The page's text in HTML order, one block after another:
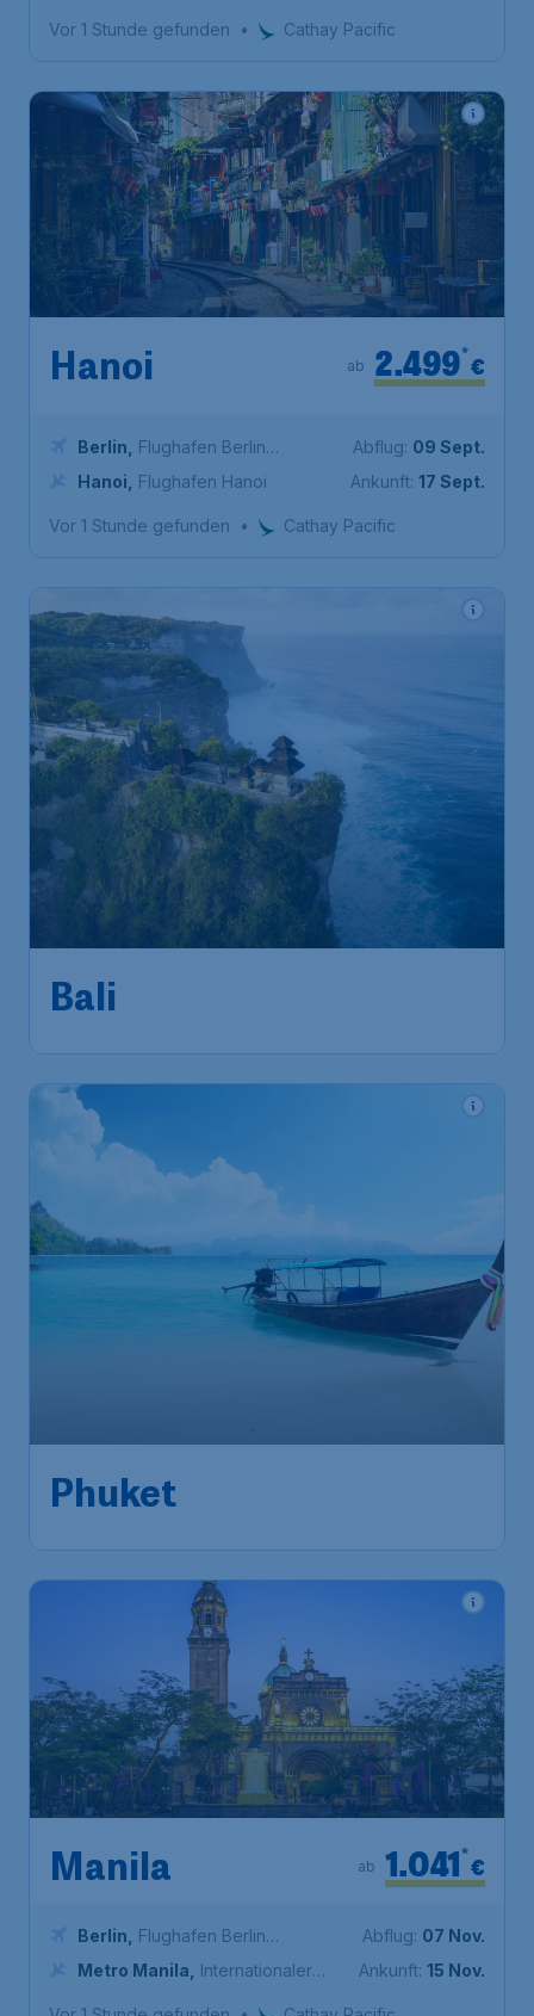
Vor 1 Stunde gefunden
• Cathay Pacific
Hanoi €
2.499
Berlin
Flughafen Berlin
Brandenburg
Hanoi Flughafen Hanoi
Abflug: 09 Sept.
Ankunft: 17 Sept.
Vor 1 Stunde gefunden • Cathay Pacific
Bali 1.220
Bali,
Abflug:
23 Jan.
Phuket
Manila €
1.041*
ab
Berlin
Flughafen Berlin
Brandenburg
Metro Manila
Internationaler
Abflug: 07 Nov.
Ankunft: 15 Nov.